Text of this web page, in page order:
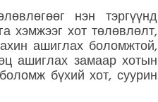
нэн тэргүүнд
хэмжээг хот төлөвлөлт,
ашиглах боломжтой,
ашиглах замаар хотын
бүхий хот, суурин